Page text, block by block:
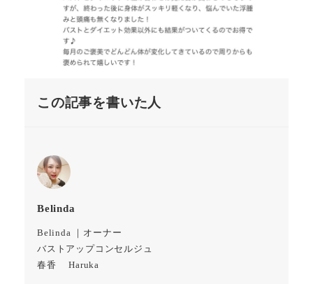
この記事を書いた人
Belinda
Belinda ｜オーナー
バストアップコンセルジュ
春香 Haruka